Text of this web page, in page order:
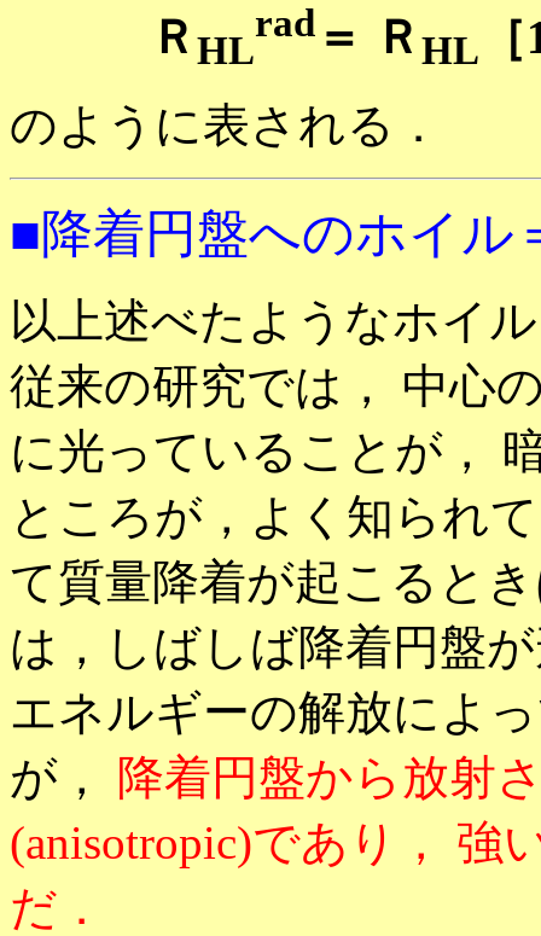
Ｒ HL
rad＝ Ｒ HL
のように表される．
■降着円盤へのホイル
以上述べたようなホイ
従来の研究では， 中心
に光っていることが，
ところが，よく知られ
て質量降着が起こると
は，しばしば降着円盤
エネルギーの解放によ
が， 降着円盤から放射
(anisotropic)であり， 強
だ．